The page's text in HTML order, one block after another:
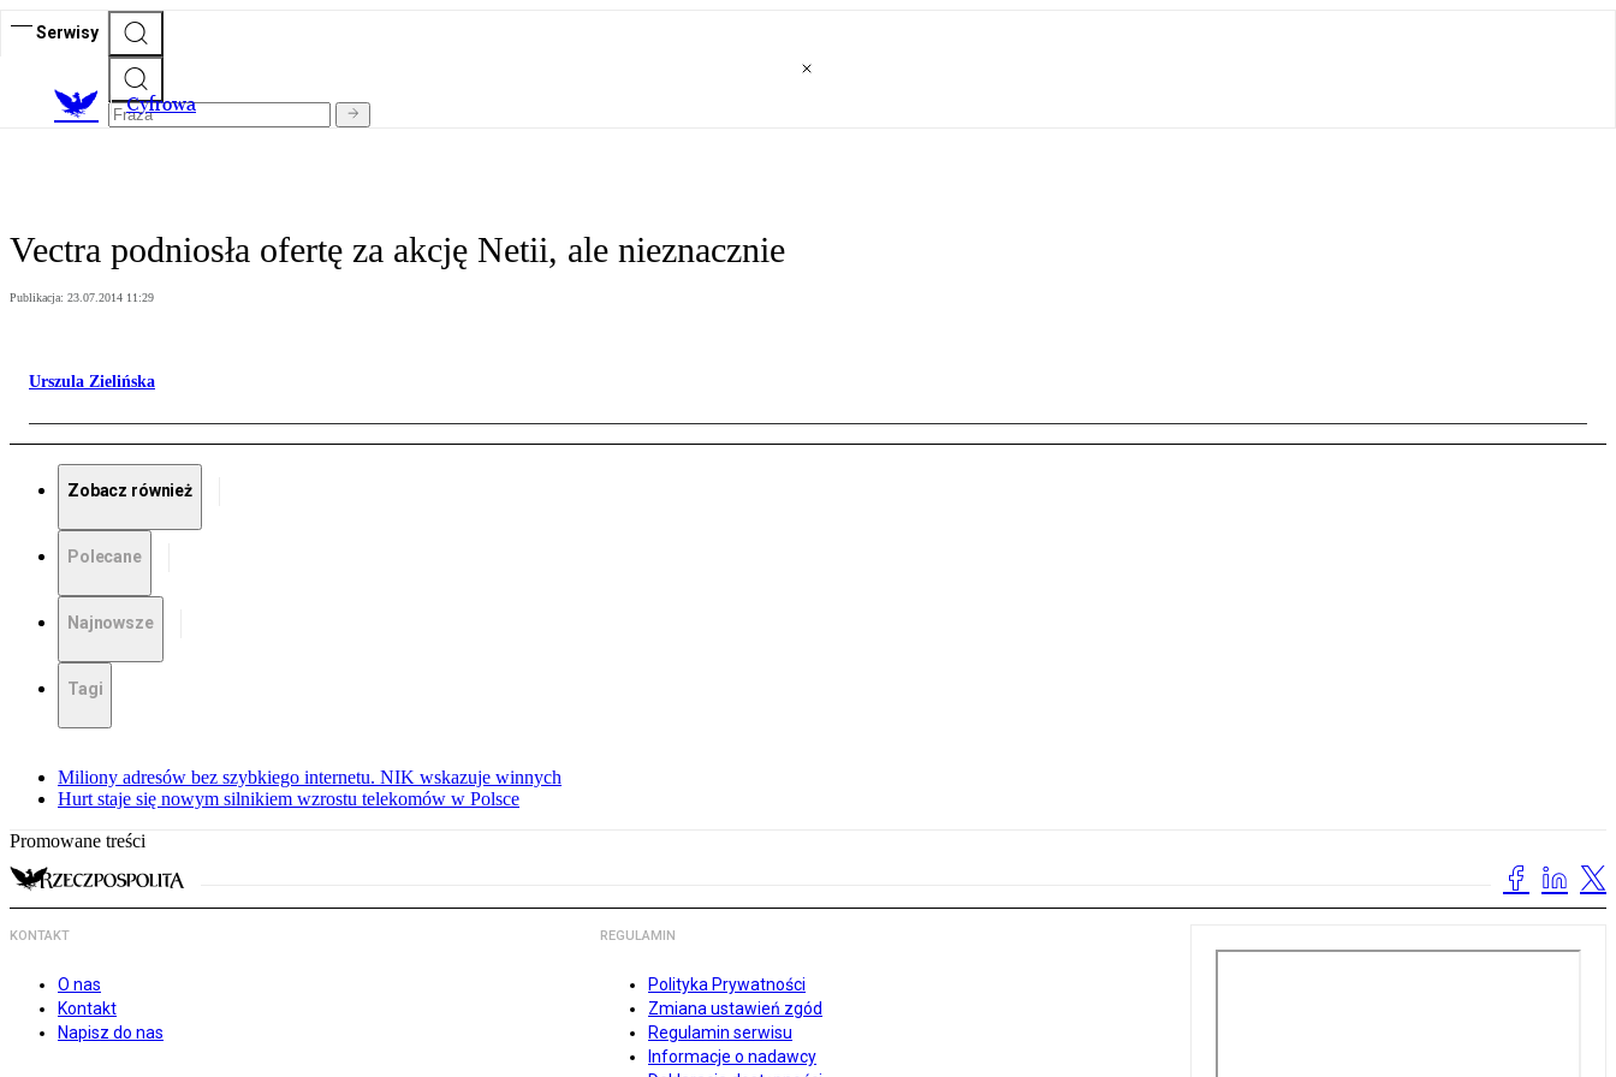
Serwisy
Cyfrowa
Vectra podniosła ofertę za akcję Netii, ale nieznacznie
Publikacja: 23.07.2014 11:29
Urszula Zielińska
Zobacz również
Polecane
Najnowsze
Tagi
Miliony adresów bez szybkiego internetu. NIK wskazuje winnych
Hurt staje się nowym silnikiem wzrostu telekomów w Polsce
Promowane treści
KONTAKT
O nas
Kontakt
Napisz do nas
REGULAMIN
Polityka Prywatności
Zmiana ustawień zgód
Regulamin serwisu
Informacje o nadawcy